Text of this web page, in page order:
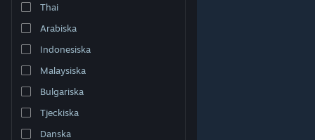
Se skrivbordswebbplats
Thai
Arabiska
Indonesiska
Malaysiska
Bulgariska
Tjeckiska
Danska